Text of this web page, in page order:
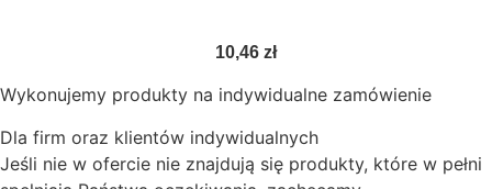
10,46 zł
Wykonujemy produkty na indywidualne zamówienie
Dla firm oraz klientów indywidualnych
Jeśli nie w ofercie nie znajdują się produkty, które w pełni